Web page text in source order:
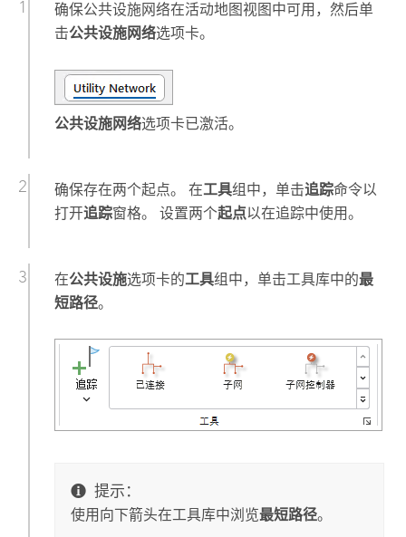
确保公共设施网络在活动地图视图中可用，然后单
击公共设施网络选项卡。
公共设施网络选项卡已激活。
确保存在两个起点。 在工具组中，单击追踪命令以
打开追踪窗格。 设置两个起点以在追踪中使用。
在公共设施选项卡的工具组中，单击工具库中的最
短路径。
提示：
使用向下箭头在工具库中浏览最短路径。